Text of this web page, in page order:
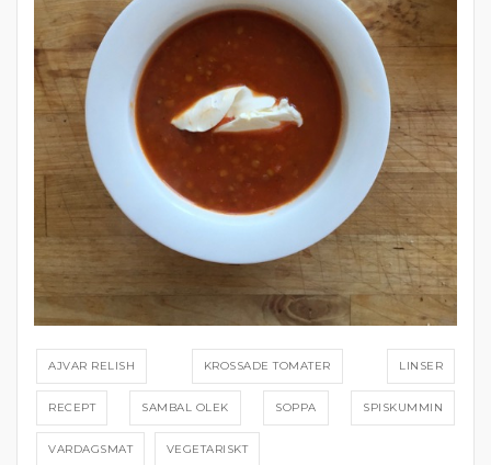
AJVAR RELISH KROSSADE TOMATER LINSER
RECEPT SAMBAL OLEK SOPPA SPISKUMMIN
VARDAGSMAT VEGETARISKT